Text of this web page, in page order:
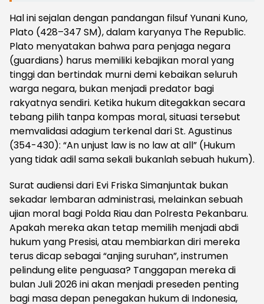
Hal ini sejalan dengan pandangan filsuf Yunani Kuno,
Plato (428–347 SM), dalam karyanya The Republic.
Plato menyatakan bahwa para penjaga negara
(guardians) harus memiliki kebajikan moral yang
tinggi dan bertindak murni demi kebaikan seluruh
warga negara, bukan menjadi predator bagi
rakyatnya sendiri. Ketika hukum ditegakkan secara
tebang pilih tanpa kompas moral, situasi tersebut
memvalidasi adagium terkenal dari St. Agustinus
(354-430): “An unjust law is no law at all” (Hukum
yang tidak adil sama sekali bukanlah sebuah hukum).
Surat audiensi dari Evi Friska Simanjuntak bukan
sekadar lembaran administrasi, melainkan sebuah
ujian moral bagi Polda Riau dan Polresta Pekanbaru.
Apakah mereka akan tetap memilih menjadi abdi
hukum yang Presisi, atau membiarkan diri mereka
terus dicap sebagai “anjing suruhan”, instrumen
pelindung elite penguasa? Tanggapan mereka di
bulan Juli 2026 ini akan menjadi preseden penting
bagi masa depan penegakan hukum di Indonesia,